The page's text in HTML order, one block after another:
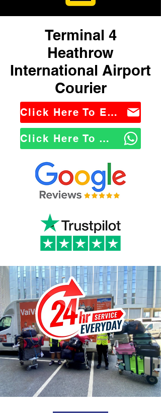
Terminal 4
Heathrow
International Airport
Courier
Click Here To Email Us
Click Here To WhatsApp Us